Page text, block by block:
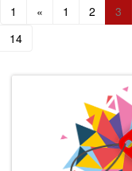
1 « 1 2 3
14